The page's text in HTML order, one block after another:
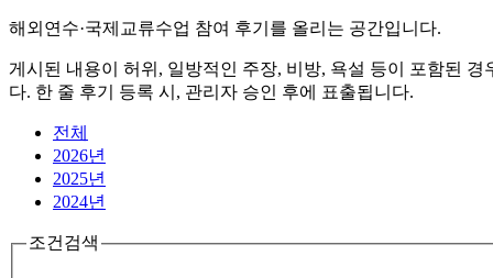
해외연수·국제교류수업 참여 후기를 올리는 공간입니다.
게시된 내용이 허위, 일방적인 주장, 비방, 욕설 등이 포함된
다. 한 줄 후기 등록 시, 관리자 승인 후에 표출됩니다.
전체
2026년
2025년
2024년
조건검색